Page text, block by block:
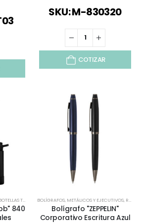
SKU: M-830320
COTIZAR
TÉRMICAS Y ACERO INOX ,DÍA DEL TRABAJADOR ,
840
BOLÍGRAFOS, METÁLICOS Y EJECUTIVOS, REGALOS DÍA DEL PADRE
Bolígrafo "ZEPPELIN"
Corporativo Escritura Azul